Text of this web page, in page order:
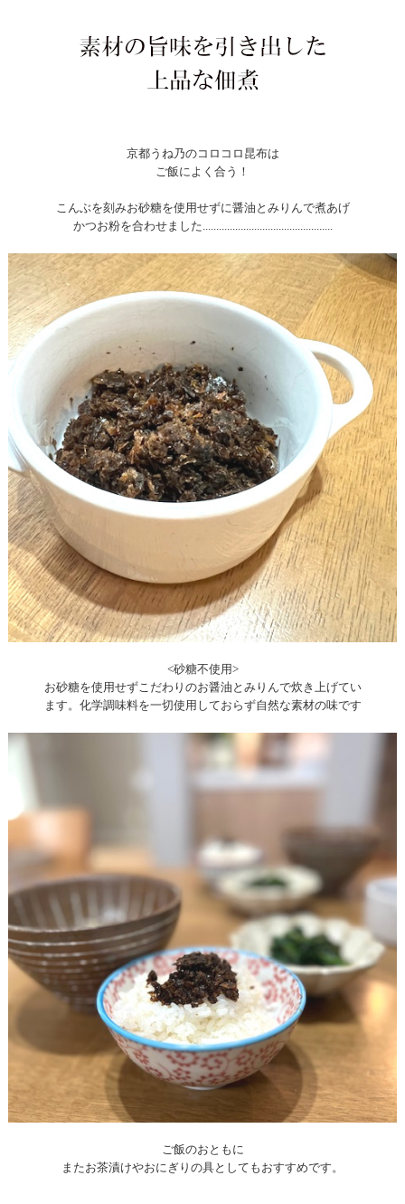
京都うね乃のコロコロ昆布は
ご飯によく合う！
こんぶを刻みお砂糖を使用せずに醤油とみりんで煮あげ
かつお粉を合わせました................................................
<砂糖不使用>
お砂糖を使用せずこだわりのお醤油とみりんで炊き上げてい
ます。化学調味料を一切使用しておらず自然な素材の味です
ご飯のおともに
またお茶漬けやおにぎりの具としてもおすすめです。